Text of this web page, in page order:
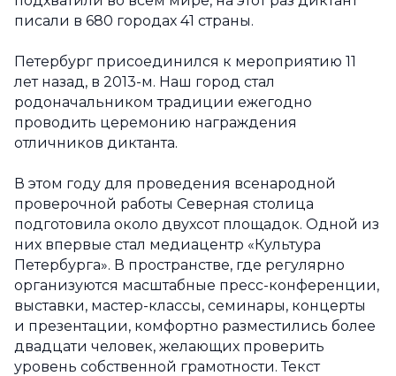
писали в 680 городах 41 страны.
Петербург присоединился к мероприятию 11
лет назад, в 2013-м. Наш город стал
родоначальником традиции ежегодно
проводить церемонию награждения
отличников диктанта.
В этом году для проведения всенародной
проверочной работы Северная столица
подготовила около двухсот площадок. Одной из
них впервые стал медиацентр «Культура
Петербурга». В пространстве, где регулярно
организуются масштабные пресс-конференции,
выставки, мастер-классы, семинары, концерты
и презентации, комфортно разместились более
двадцати человек, желающих проверить
уровень собственной грамотности. Текст